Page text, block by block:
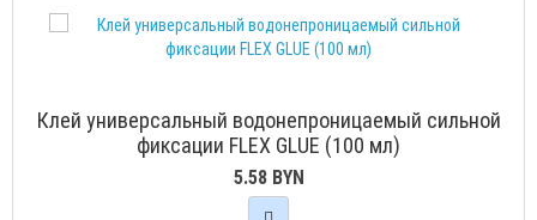
Клей универсальный водонепроницаемый сильной
фиксации FLEX GLUE (100 мл)
5.58 BYN